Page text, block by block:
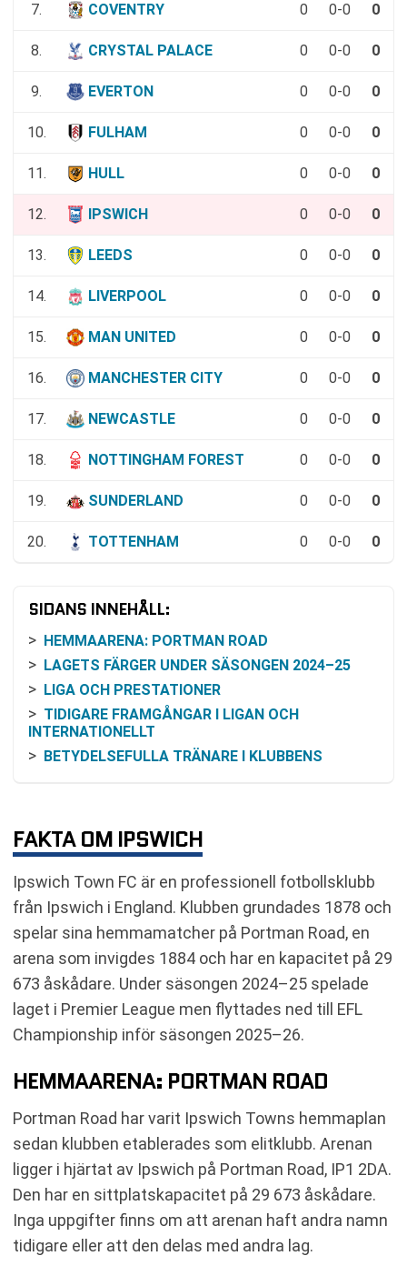
7. COVENTRY 0 0-0 0
8. CRYSTAL PALACE 0 0-0 0
9. EVERTON 0 0-0 0
10. FULHAM 0 0-0 0
11. HULL 0 0-0 0
12. IPSWICH 0 0-0 0
13. LEEDS 0 0-0 0
14. LIVERPOOL 0 0-0 0
15. MAN UNITED 0 0-0 0
16. MANCHESTER CITY 0 0-0 0
17. NEWCASTLE 0 0-0 0
18. NOTTINGHAM FOREST 0 0-0 0
19. SUNDERLAND 0 0-0 0
20. TOTTENHAM 0 0-0 0
SIDANS INNEHÅLL:
HEMMAARENA: PORTMAN ROAD
LAGETS FÄRGER UNDER SÄSONGEN 2024–25
LIGA OCH PRESTATIONER
TIDIGARE FRAMGÅNGAR I LIGAN OCH
INTERNATIONELLT
BETYDELSEFULLA TRÄNARE I KLUBBENS
RIVALITET MED NORWICH CITY FC
FAKTA OM IPSWICH
Ipswich Town FC är en professionell fotbollsklubb
från Ipswich i England. Klubben grundades 1878 och
spelar sina hemmamatcher på Portman Road, en
arena som invigdes 1884 och har en kapacitet på 29
673 åskådare. Under säsongen 2024–25 spelade
laget i Premier League men flyttades ned till EFL
Championship inför säsongen 2025–26.
HEMMAARENA: PORTMAN ROAD
Portman Road har varit Ipswich Towns hemmaplan
sedan klubben etablerades som elitklubb. Arenan
ligger i hjärtat av Ipswich på Portman Road, IP1 2DA.
Den har en sittplatskapacitet på 29 673 åskådare.
Inga uppgifter finns om att arenan haft andra namn
tidigare eller att den delas med andra lag.